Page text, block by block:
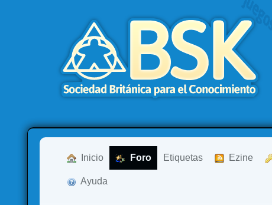
Inicio Foro Etiquetas Ezine
Ayuda